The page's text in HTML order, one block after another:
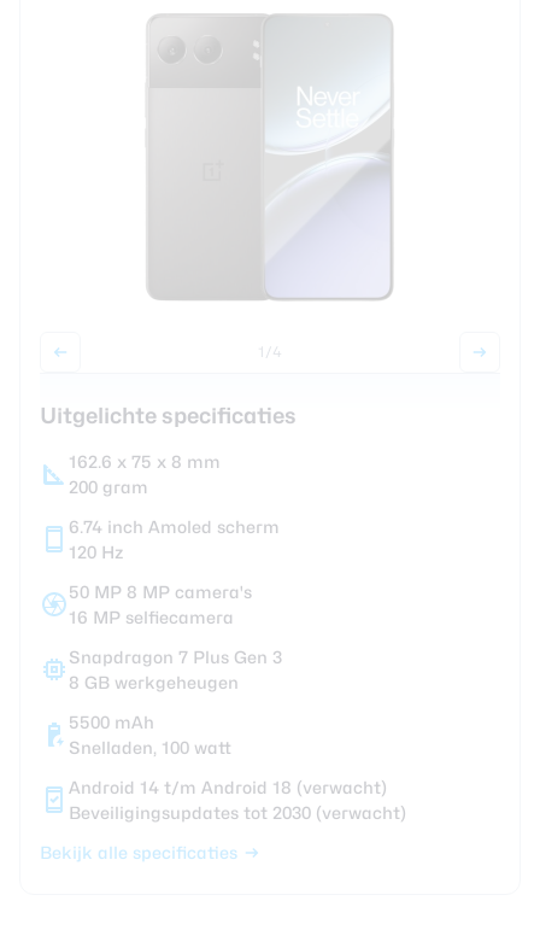
1 /4
Uitgelichte specificaties
162.6 x 75 x 8 mm
200 gram
6.74 inch Amoled scherm
120 Hz
50 MP 8 MP camera's
16 MP selfiecamera
Snapdragon 7 Plus Gen 3
8 GB werkgeheugen
5500 mAh
Snelladen, 100 watt
Android 14 t/m Android 18 (verwacht)
Beveiligingsupdates tot 2030 (verwacht)
Bekijk alle specificaties
Over ons
review
Beste tablets